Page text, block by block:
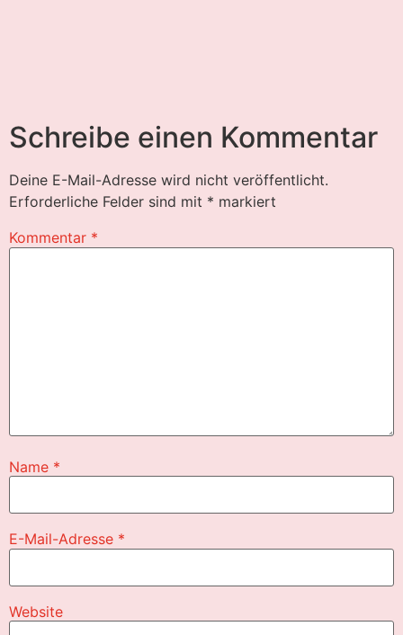
Schreibe einen Kommentar
Deine E-Mail-Adresse wird nicht veröffentlicht.
Erforderliche Felder sind mit * markiert
Kommentar *
Name *
E-Mail-Adresse *
Website